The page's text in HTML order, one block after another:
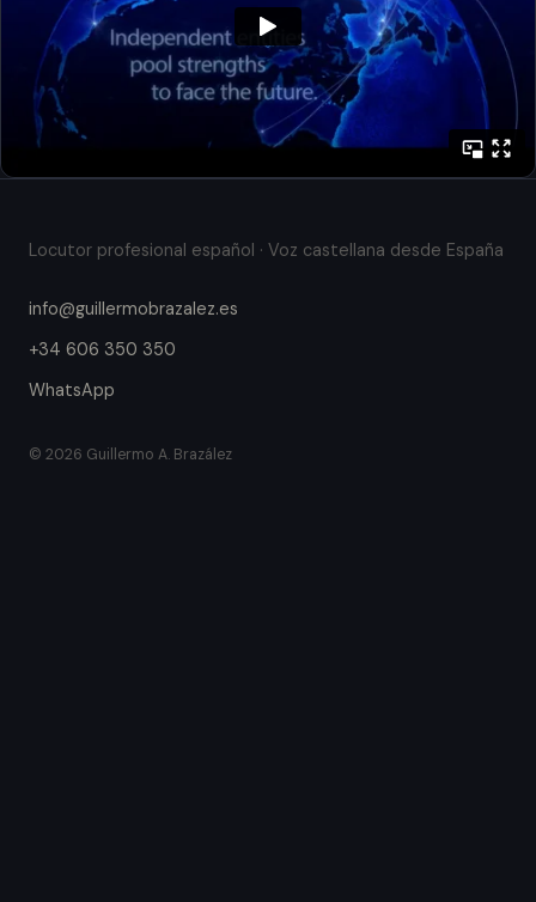
Locutor profesional español · Voz castellana desde España
info@guillermobrazalez.es
+34 606 350 350
WhatsApp
© 2026 Guillermo A. Brazález